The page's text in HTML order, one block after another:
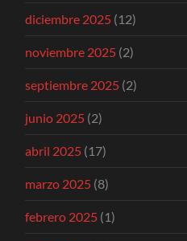
diciembre 2025 (12)
noviembre 2025 (2)
septiembre 2025 (2)
junio 2025 (2)
abril 2025 (17)
marzo 2025 (8)
febrero 2025 (1)